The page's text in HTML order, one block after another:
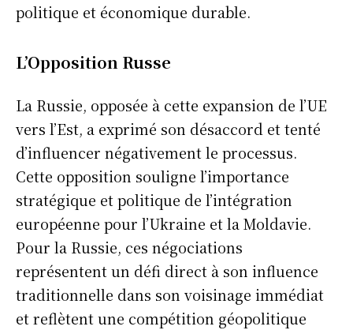
politique et économique durable.
L’Opposition Russe
La Russie, opposée à cette expansion de l’UE
vers l’Est, a exprimé son désaccord et tenté
d’influencer négativement le processus.
Cette opposition souligne l’importance
stratégique et politique de l’intégration
européenne pour l’Ukraine et la Moldavie.
Pour la Russie, ces négociations
représentent un défi direct à son influence
traditionnelle dans son voisinage immédiat
et reflètent une compétition géopolitique